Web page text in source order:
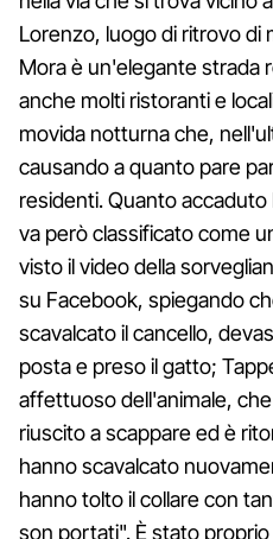
Lorenzo, luogo di ritrovo di
Mora è un'elegante strada
anche molti ristoranti e
movida notturna che,
causando a quanto pare
residenti. Quanto
va però classificato come
visto il video della
su Facebook, spiegando
scavalcato il cancello,
posta e preso il gatto;
affettuoso dell'animale,
riuscito a scappare ed è
hanno scavalcato
hanno tolto il collare con
son portati". È stato